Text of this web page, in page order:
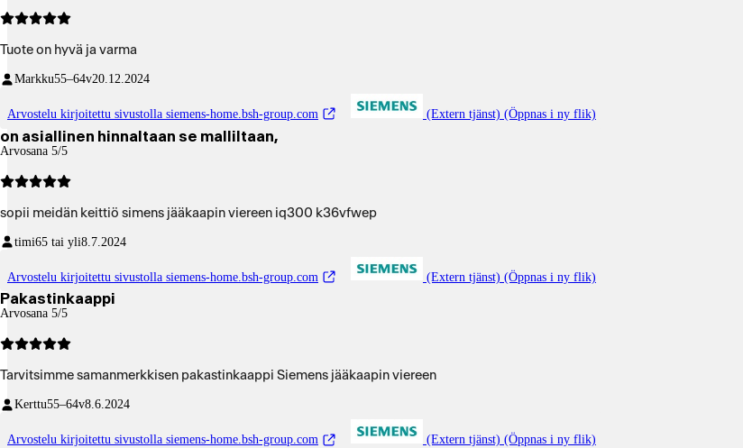
Tuote on hyvä ja varma
Markku55–64v20.12.2024
Arvostelu kirjoitettu sivustolla siemens-home.bsh-group.com (Extern tjänst) (Öppnas i ny flik)
on asiallinen hinnaltaan se malliltaan,
Arvosana 5/5
sopii meidän keittiö simens jääkaapin viereen iq300 k36vfwep
timi65 tai yli8.7.2024
Arvostelu kirjoitettu sivustolla siemens-home.bsh-group.com (Extern tjänst) (Öppnas i ny flik)
Pakastinkaappi
Arvosana 5/5
Tarvitsimme samanmerkkisen pakastinkaappi Siemens jääkaapin viereen
Kerttu55–64v8.6.2024
Arvostelu kirjoitettu sivustolla siemens-home.bsh-group.com (Extern tjänst) (Öppnas i ny flik)